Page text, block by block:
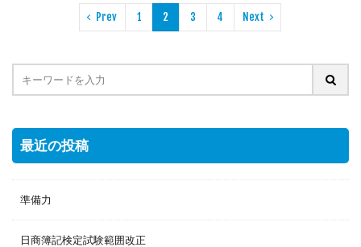
Prev 1 2 3 4 Next
最近の投稿
準備力
日商簿記検定試験範囲改正